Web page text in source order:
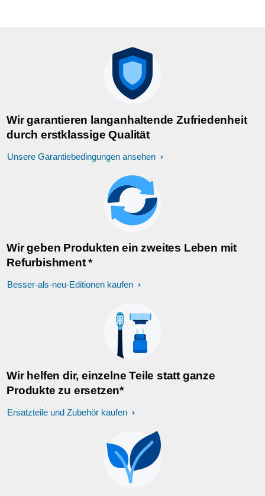
Wir garantieren langanhaltende Zufriedenheit
durch erstklassige Qualität
Unsere Garantiebedingungen ansehen
Wir geben Produkten ein zweites Leben mit
Refurbishment *
Besser-als-neu-Editionen kaufen
Wir helfen dir, einzelne Teile statt ganze
Produkte zu ersetzen*
Ersatzteile und Zubehör kaufen